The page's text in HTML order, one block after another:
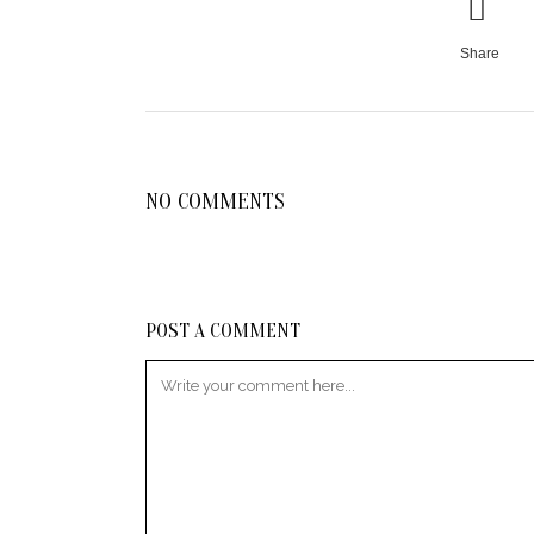
Share
NO COMMENTS
POST A COMMENT